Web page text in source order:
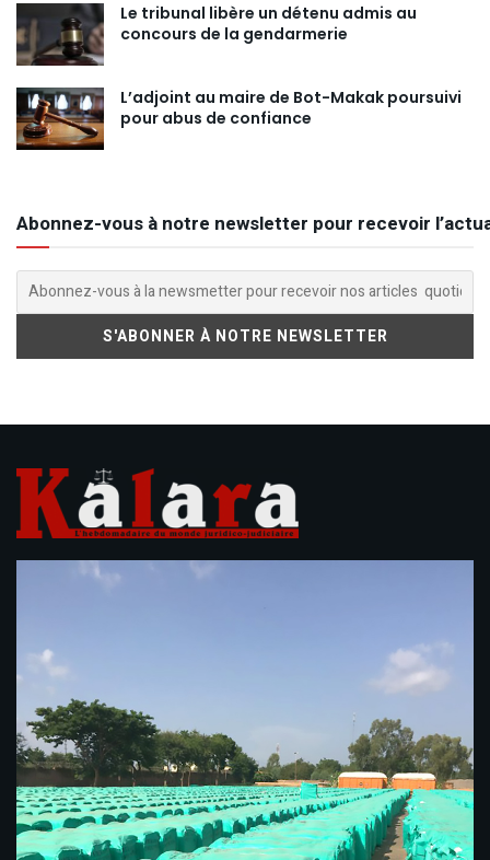
Le tribunal libère un détenu admis au
concours de la gendarmerie
L’adjoint au maire de Bot-Makak poursuivi
pour abus de confiance
Abonnez-vous à notre newsletter pour recevoir